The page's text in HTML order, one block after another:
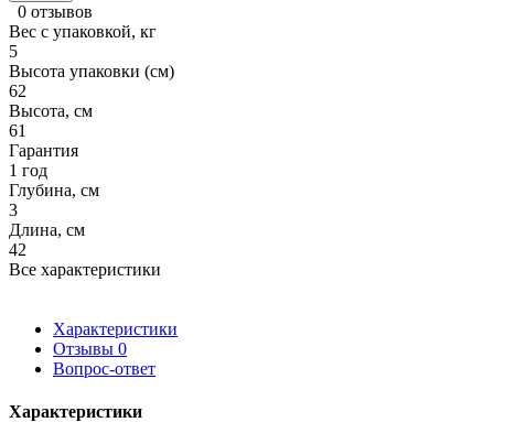
0 отзывов
Вес с упаковкой, кг
5
Высота упаковки (см)
62
Высота, см
61
Гарантия
1 год
Глубина, см
3
Длина, см
42
Все характеристики
Характеристики
Отзывы 0
Вопрос-ответ
Характеристики